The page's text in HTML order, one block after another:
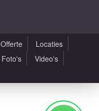
Offerte
Locaties
Foto's
Video's
Algemene voorwaarden